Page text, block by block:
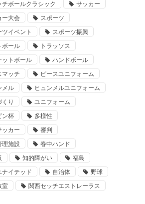
チボールクラシック
サッカー
ー大会
スポーツ
ツイベント
スポーツ振興
ボール
トラッソス
ットボール
ハンドボール
マッチ
ピースユニフォーム
メル
ヒュンメルユニフォーム
くり
ユニフォーム
ン杯
多様性
ッカー
審判
理施設
春中ハンド
知的障がい
福島
ナイテッド
自治体
野球
室
関西セッチエストレーラス